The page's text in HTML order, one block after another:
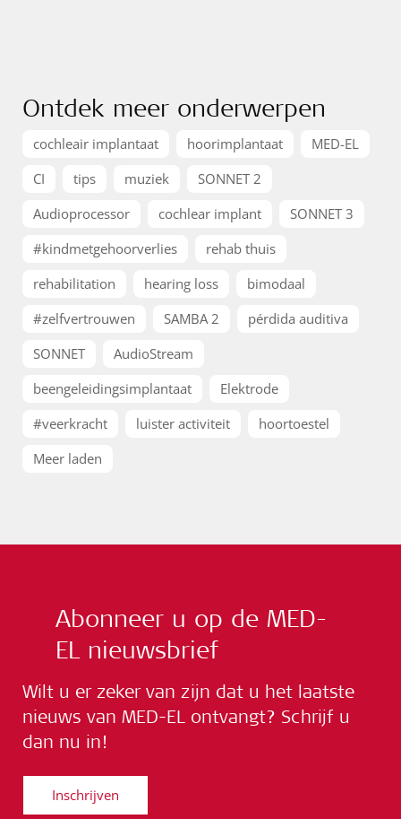
Ontdek meer onderwerpen
cochleair implantaat hoorimplantaat
MED-EL
CI
tips muziek
SONNET 2
Audioprocessor
cochlear implant
SONNET 3
#kindmetgehoorverlies
rehab thuis
rehabilitation
hearing loss
bimodaal
#zelfvertrouwen
SAMBA 2
pérdida auditiva
SONNET
AudioStream
beengeleidingsimplantaat
Elektrode
#veerkracht
luister activiteit
hoortoestel
Meer laden
Abonneer u op de MED-
EL nieuwsbrief
Wilt u er zeker van zijn dat u het laatste
nieuws van MED-EL ontvangt? Schrijf u
dan nu in!
Inschrijven